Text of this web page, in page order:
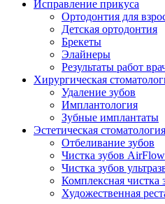
Исправление прикуса
Ортодонтия для
Детская ортодонтия
Брекеты
Элайнеры
Результаты работ
Хирургическая
Удаление зубов
Имплантология
Зубные имплантаты
Эстетическая стоматология
Отбеливание зубов
Чистка зубов AirFlow
Чистка зубов
Комплексная чистка
Художественная